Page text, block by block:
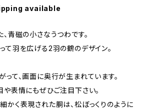
available
青磁の小さなうつわです。
て羽を広げる2羽の鶴のデザイン。
て、画面に奥行が生まれています。
や表情にもぜひご注目下さい。
かく表現された胴は、松ぼっくりのように